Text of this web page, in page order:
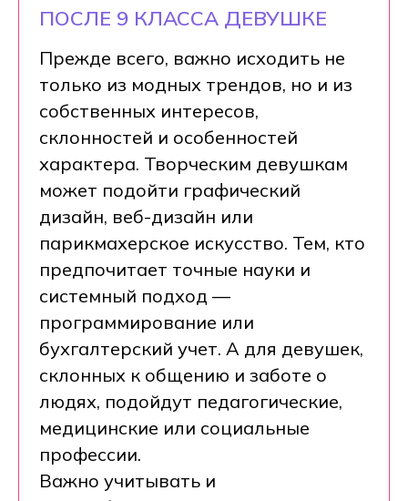
ПОСЛЕ 9 КЛАССА ДЕВУШКЕ
Прежде всего, важно исходить не
только из модных трендов, но и из
собственных интересов,
склонностей и особенностей
характера. Творческим девушкам
может подойти графический
дизайн, веб-дизайн или
парикмахерское искусство. Тем, кто
предпочитает точные науки и
системный подход —
программирование или
бухгалтерский учет. А для девушек,
склонных к общению и заботе о
людях, подойдут педагогические,
медицинские или социальные
профессии.
Важно учитывать и